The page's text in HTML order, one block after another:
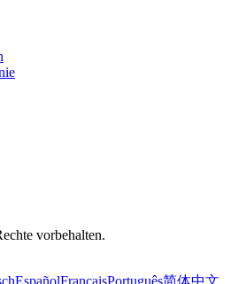
vorbehalten.